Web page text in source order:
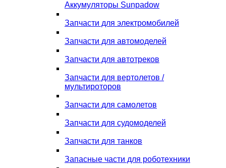
Аккумуляторы Sunpadow
Запчасти для электромобилей
Запчасти для автомоделей
Запчасти для автотреков
Запчасти для вертолетов /
мультироторов
Запчасти для самолетов
Запчасти для судомоделей
Запчасти для танков
Запасные части для роботехники